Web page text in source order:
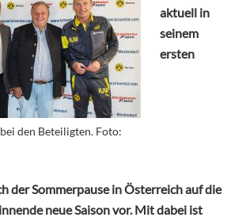
den Beteiligten. Foto:
aktuell in
seinem
ersten
der Sommerpause in Österreich auf die
neue Saison vor. Mit dabei ist